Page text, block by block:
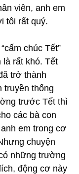
viên, anh em
tôi rất quý.
chúc Tết”
rất khó. Tết
trở thành
truyền thống
trước Tết thì
các bà con
em trong cơ
chuyện
những trường
động cơ này